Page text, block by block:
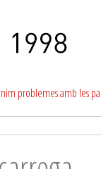
problemes amb les